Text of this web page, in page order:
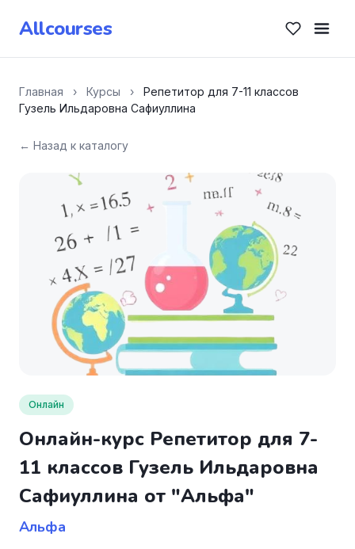
Allcourses
Главная › Курсы ›
Репетитор для 7-11 классов
Гузель Ильдаровна Сафиуллина
← Назад к каталогу
Онлайн
Онлайн-курс Репетитор для 7-
11 классов Гузель Ильдаровна
Сафиуллина от "Альфа"
Альфа